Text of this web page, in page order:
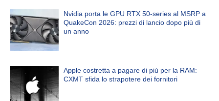
Nvidia porta le GPU RTX 50-series al MSRP a
QuakeCon 2026: prezzi di lancio dopo più di
un anno
Apple costretta a pagare di più per la RAM:
CXMT sfida lo strapotere dei fornitori